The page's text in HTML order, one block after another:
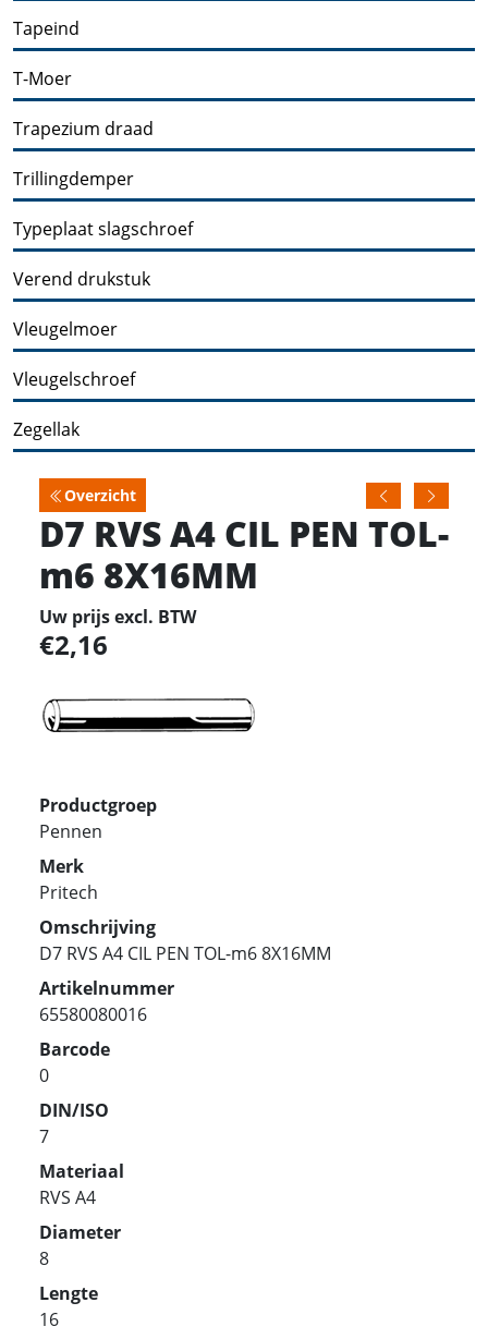
Tapeind
T-Moer
Trapezium draad
Trillingdemper
Typeplaat slagschroef
Verend drukstuk
Vleugelmoer
Vleugelschroef
Zegellak
Overzicht
D7 RVS A4 CIL PEN TOL-
m6 8X16MM
Uw prijs excl. BTW
2,16
Productgroep
Pennen
Merk
Pritech
Omschrijving
D7 RVS A4 CIL PEN TOL-m6 8X16MM
Artikelnummer
65580080016
Barcode
0
DIN/ISO
7
Materiaal
RVS A4
Diameter
8
Lengte
16